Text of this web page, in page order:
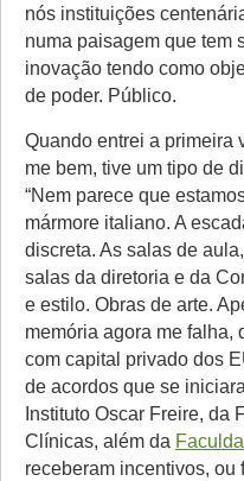
nós instituições
numa paisagem que tem
inovação tendo como
de poder. Público.
Quando entrei a primeira
me bem, tive um tipo de
“Nem parece que
mármore italiano. A
discreta. As salas de
salas da diretoria e da
e estilo. Obras de arte.
memória agora me falha,
com capital privado dos
de acordos que se
Instituto Oscar Freire, da
Clínicas, além da
receberam incentivos, ou